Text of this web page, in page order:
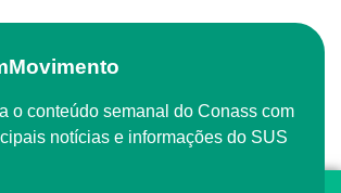
notícias e informações do SUS